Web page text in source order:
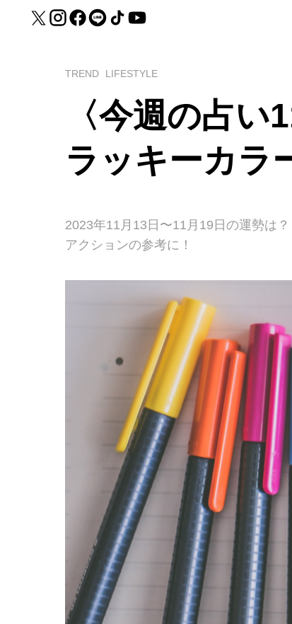
TREND LIFESTYLE
〈今週の占い
ラッキーカラ
2023年11月13日〜11月19日の運勢は
アクションの参考に！